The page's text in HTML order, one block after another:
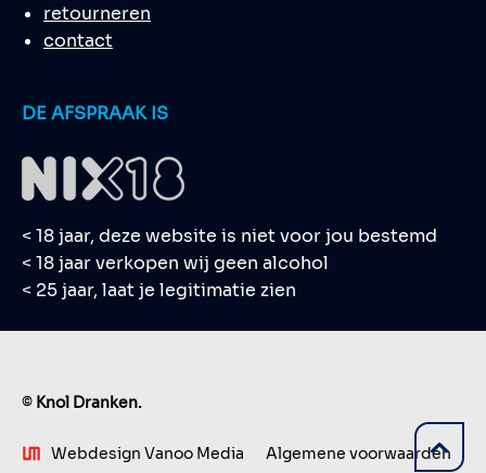
retourneren
contact
DE AFSPRAAK IS
< 18 jaar, deze website is niet voor jou bestemd
< 18 jaar verkopen wij geen alcohol
< 25 jaar, laat je legitimatie zien
© Knol Dranken.
Webdesign Vanoo Media Algemene voorwaarden